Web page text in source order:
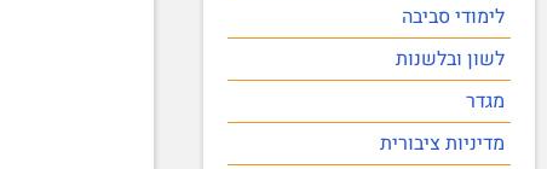
לימודי סביבה
לשון ובלשנות
מגדר
מדיניות ציבורית